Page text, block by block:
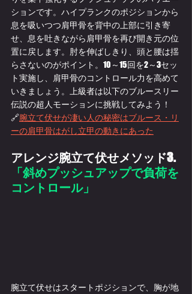
ションです。ハイプランクのポジションから
息を吸いつつ肩甲骨を背中の上部に引き寄
せ、息を吐きながら肩甲骨を再び開き元の位
置に戻します。肘を伸ばしきり、頭と腰は揺
らさないのがポイント。10～15回を2～3セッ
ト実施し、肩甲骨のコントロール力を高めて
いきましょう。上級者は以下のブルースリー
伝説の超人モーションに挑戦してみよう！
🔗腕立て伏せが凄い人の秘密はブルース・リ
ーの肩甲骨はがし立甲の動きにあった
アレンジ腕立て伏せメソッド3.
「斜めプッシュアップで負荷を
コントロール」
腕立て伏せはスタートポジションで、胸が地